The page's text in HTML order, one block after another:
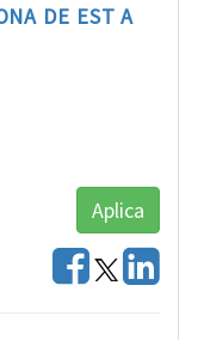
DE EST A
Aplica